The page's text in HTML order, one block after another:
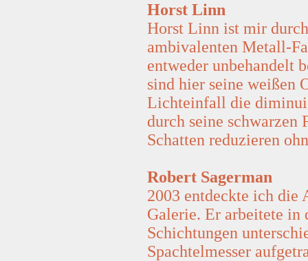
Horst Linn
Horst Linn ist mir
ambivalenten Metall-
entweder unbehandelt
sind hier seine weißen
Lichteinfall die
durch seine schwarzen
Schatten reduzieren
Robert Sagerman
2003 entdeckte ich die
Galerie. Er arbeitete
Schichtungen
Spachtelmesser